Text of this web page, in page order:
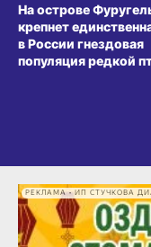
На острове
крепнет
в России гнездовая
популяция редкой
РЕКЛАМА • ИП СТУЧКОВА